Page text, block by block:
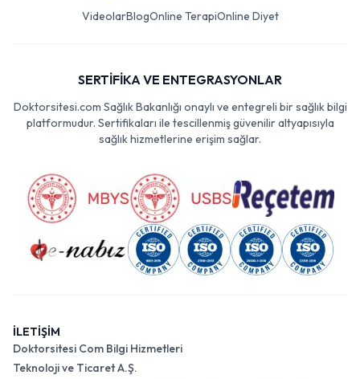
VideolarBlogOnline TerapiOnline Diyet
SERTİFİKA VE ENTEGRASYONLAR
Doktorsitesi.com Sağlık Bakanlığı onaylı ve entegreli bir sağlık bilgi
platformudur. Sertifikaları ile tescillenmiş güvenilir altyapısıyla
sağlık hizmetlerine erişim sağlar.
İLETİŞİM
Doktorsitesi Com Bilgi Hizmetleri
Teknoloji ve Ticaret A.Ş.